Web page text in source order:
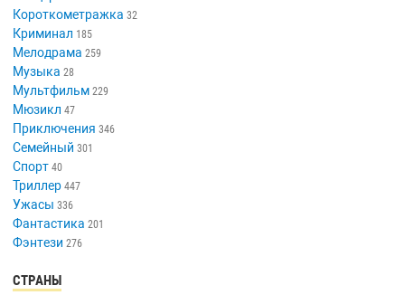
Короткометражка 32
Криминал 185
Мелодрама 259
Музыка 28
Мультфильм 229
Мюзикл 47
Приключения 346
Семейный 301
Спорт 40
Триллер 447
Ужасы 336
Фантастика 201
Фэнтези 276
СТРАНЫ